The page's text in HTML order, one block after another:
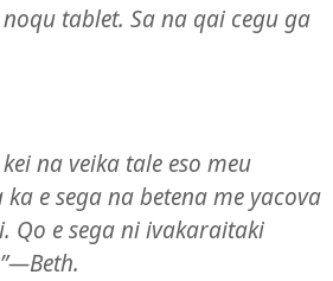
tablet. Sa na qai cegu ga
na veika tale eso meu
e sega na betena me yacova
Qo e sega ni ivakaraitaki